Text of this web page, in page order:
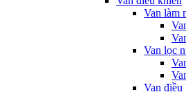
Van làm
Van lọc
Van điều